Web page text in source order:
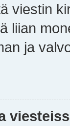
viestin
liian
ja